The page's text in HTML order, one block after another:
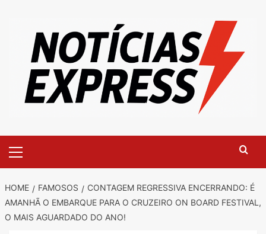
Menu
HOME FAMOSOS
CONTAGEM REGRESSIVA ENCERRANDO: É
AMANHÃ O EMBARQUE PARA O CRUZEIRO ON BOARD FESTIVAL,
O MAIS AGUARDADO DO ANO!